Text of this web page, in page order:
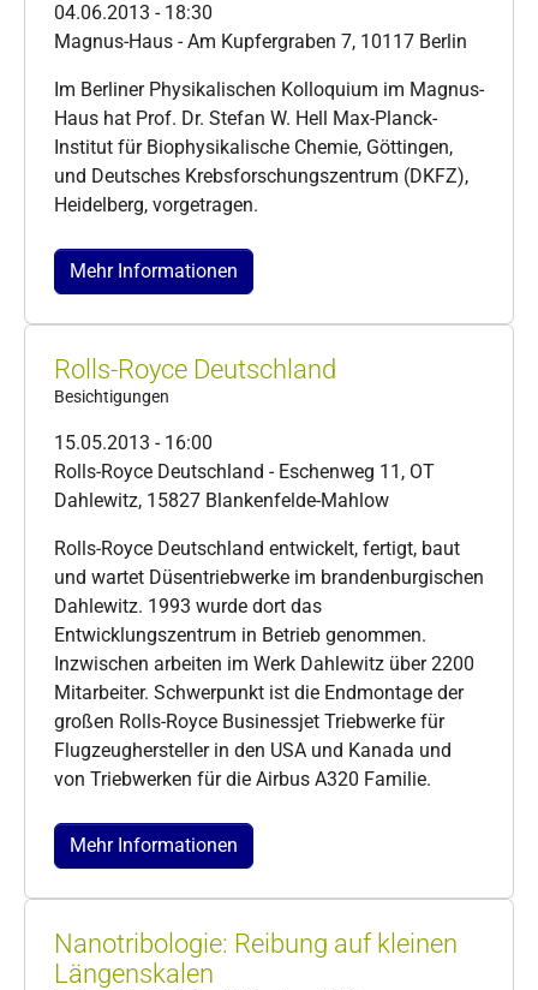
04.06.2013 - 18:30
Magnus-Haus - Am Kupfergraben 7, 10117 Berlin
Im Berliner Physikalischen Kolloquium im Magnus-
Haus hat Prof. Dr. Stefan W. Hell Max-Planck-
Institut für Biophysikalische Chemie, Göttingen,
und Deutsches Krebsforschungszentrum (DKFZ),
Heidelberg, vorgetragen.
Mehr Informationen
Rolls-Royce Deutschland
Besichtigungen
15.05.2013 - 16:00
Rolls-Royce Deutschland - Eschenweg 11, OT
Dahlewitz, 15827 Blankenfelde-Mahlow
Rolls-Royce Deutschland entwickelt, fertigt, baut
und wartet Düsentriebwerke im brandenburgischen
Dahlewitz. 1993 wurde dort das
Entwicklungszentrum in Betrieb genommen.
Inzwischen arbeiten im Werk Dahlewitz über 2200
Mitarbeiter. Schwerpunkt ist die Endmontage der
großen Rolls-Royce Businessjet Triebwerke für
Flugzeughersteller in den USA und Kanada und
von Triebwerken für die Airbus A320 Familie.
Mehr Informationen
Nanotribologie: Reibung auf kleinen
Längenskalen